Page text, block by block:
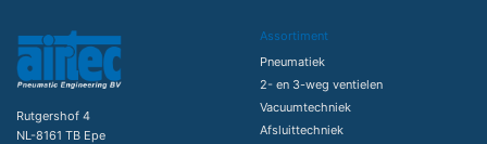
Rutgershof 4
NL-8161 TB Epe
Assortiment
Pneumatiek
2- en 3-weg ventielen
Vacuumtechniek
Afsluittechniek